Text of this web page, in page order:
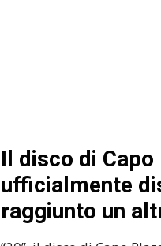
Il disco di Capo
ufficialmente
raggiunto un